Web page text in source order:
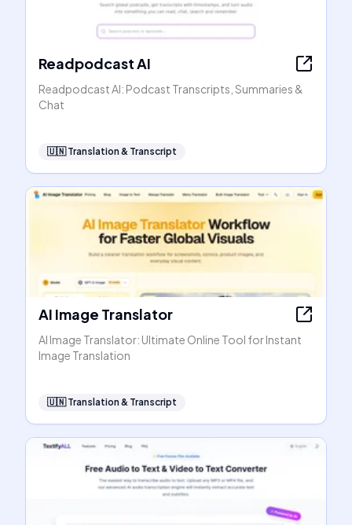
Readpodcast AI
Readpodcast AI: Podcast Transcripts, Summaries &
Chat
🇺🇳 Translation & Transcript
AI Image Translator
AI Image Translator: Ultimate Online Tool for Instant
Image Translation
🇺🇳 Translation & Transcript